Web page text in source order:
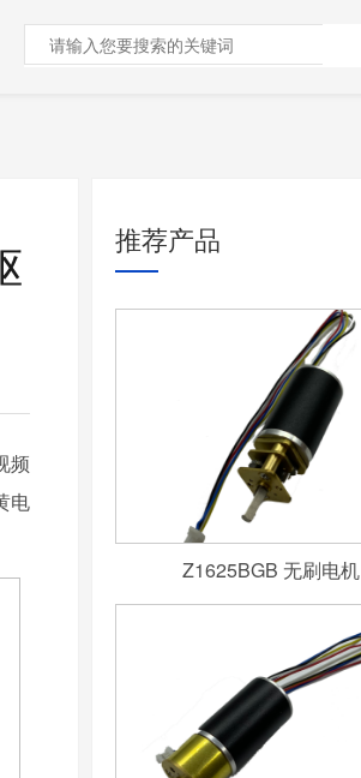
频
电
推荐产品
Z1625BGB 无刷电机